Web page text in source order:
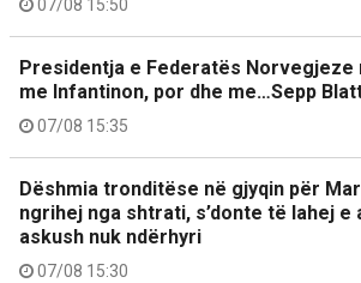
07/08 15:50
Presidentja e Federatës Norvegjeze
me Infantinon, por dhe me…Sepp
07/08 15:35
Dëshmia tronditëse në gjyqin për
ngrihej nga shtrati, s’donte të lahej e
askush nuk ndërhyri
07/08 15:30